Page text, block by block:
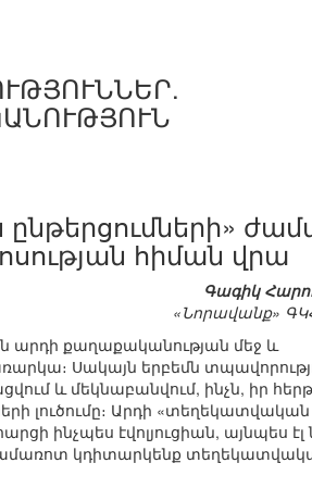
ընթերցումների»
հիման վրա
Գագիկ
«Նորավանք»
արդի քաղաքականության մեջ և
Սակայն երբեմն
և մեկնաբանվում, ինչն, իր
լուծումը։ Արդի «տեղեկատվական
ինչպես էվոլյուցիան, այնպես էլ
կդիտարկենք